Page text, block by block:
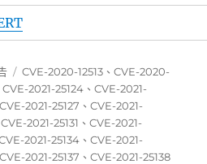
標
籤
CVE-2020-12513 、CVE-2020-
CVE-2021-25124 、CVE-2021-
CVE-2021-25127 、CVE-2021-
CVE-2021-25131 、CVE-2021-
2021-25134 、CVE-2021-
CVE-2021-25137 、CVE-2021-25138